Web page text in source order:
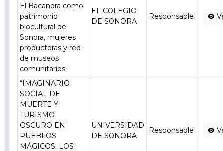
El Bacanora como
patrimonio
biocultural de
Sonora, mujeres
productoras y red
de museos
comunitarios.
EL COLEGIO
DE SONORA
Responsable
“IMAGINARIO
SOCIAL DE
MUERTE Y
TURISMO
OSCURO EN
PUEBLOS
MÁGICOS. LOS
UNIVERSIDAD
DE SONORA
Responsable